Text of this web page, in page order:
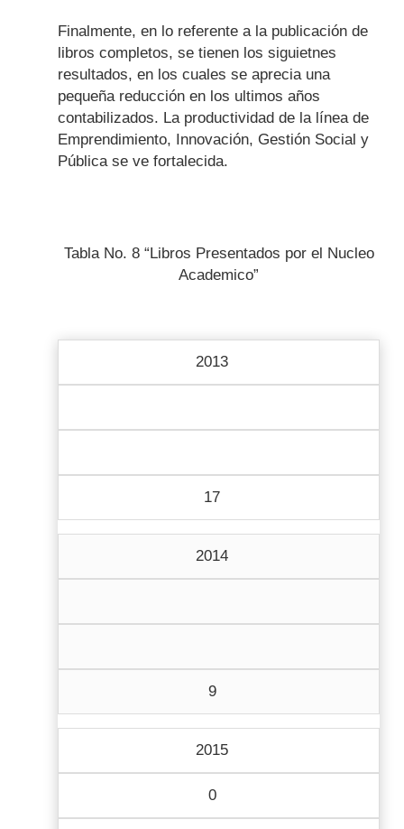
Finalmente, en lo referente a la publicación de
libros completos, se tienen los siguietnes
resultados, en los cuales se aprecia una
pequeña reducción en los ultimos años
contabilizados. La productividad de la línea de
Emprendimiento, Innovación, Gestión Social y
Pública se ve fortalecida.
Tabla No. 8 “Libros Presentados por el Nucleo
Academico”
2013
17
2014
9
2015
0